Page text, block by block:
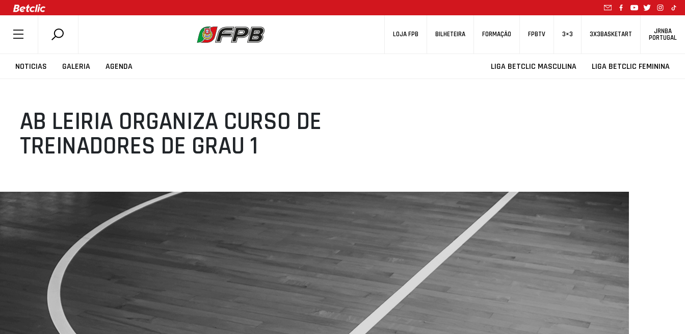
LOJA FPB BILHETEIRA FORMAÇÃO FPBTV 3×3 3X3BASKETART JRNBA
PORTUGAL
NOTICIAS GALERIA AGENDA LIGA BETCLIC MASCULINA LIGA BETCLIC FEMININA
SOBRE A FPB
COMPETIÇÕES
ASSOCIAÇÕES
CLUBES
AGENDA
SELEÇÕES
MINIBASQUETE
ÁREA TÉCNICA
PROJETOS
AB LEIRIA ORGANIZA CURSO DE
TREINADORES DE GRAU 1